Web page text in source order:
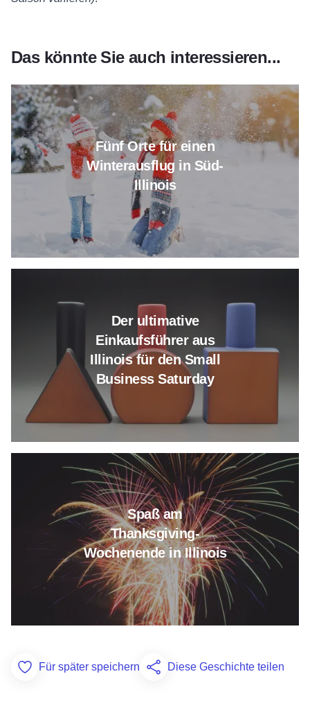
Das könnte Sie auch interessieren...
Fünf Orte für einen
Winterausflug in Süd-
Illinois
Erfahren Sie mehr über Fünf
Der ultimative
Einkaufsführer aus
Illinois für den Small
Business Saturday
Spaß am
Thanksgiving-
Wochenende in Illinois
Lesen Sie mehr über
Add to Favorites
Für später speichern Diese Geschichte teilen